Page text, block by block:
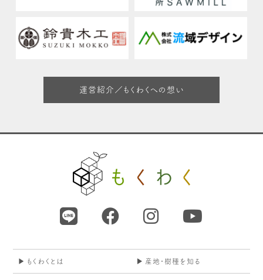
運営紹介／もくわくへの想い
もくわくとは 産地・樹種を知る